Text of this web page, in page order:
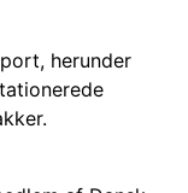
herunder